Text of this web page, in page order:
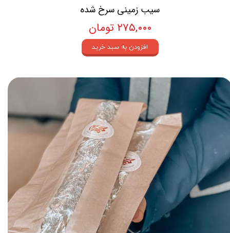
سیب زمینی سرخ شده
۲۷۵,۰۰۰ تومان
افزودن به سبد خرید